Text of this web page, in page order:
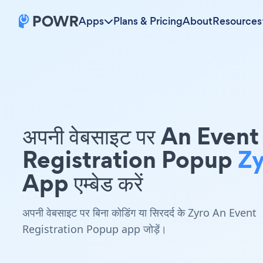
Apps Plans & PricingAboutResources
अपनी वेबसाइट पर An Event
Registration Popup
App एम्बेड करें
अपनी वेबसाइट पर बिना कोडिंग या सिरदर्द के Zyro An Event
Registration Popup app जोड़ें।